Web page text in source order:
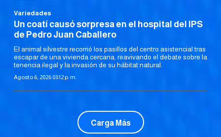
Variedades
Un coatí causó sorpresa en el hospital del IPS
de Pedro Juan Caballero
El animal silvestre recorrió los pasillos del centro asistencial tras
escapar de una vivienda cercana, reavivando el debate sobre la
tenencia ilegal y la invasión de su hábitat natural.
Agosto 6, 2026 03:12 p. m.
Carga Más